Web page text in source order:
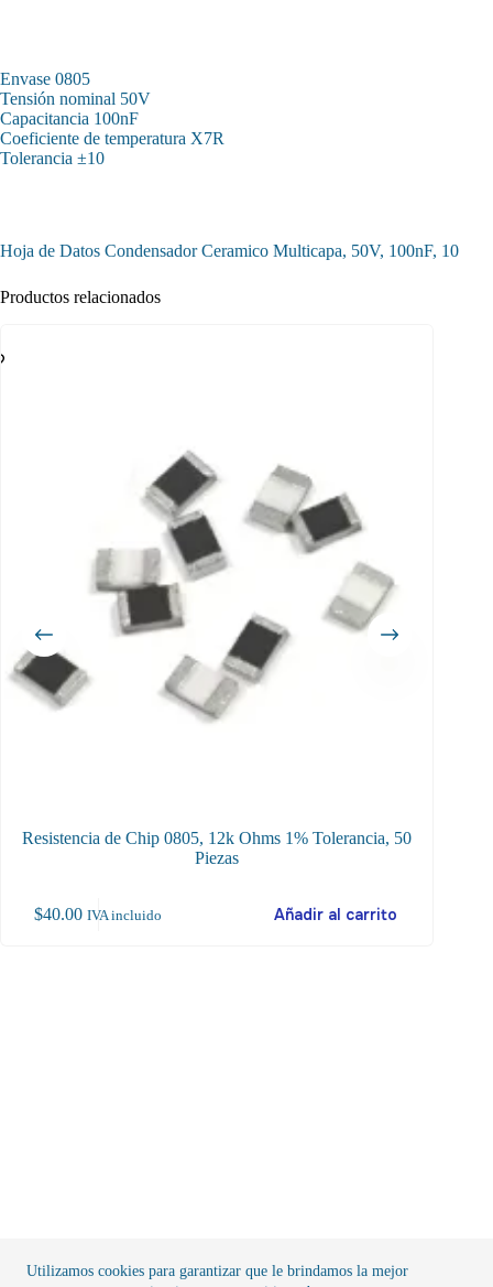
Utilizamos cookies para garantizar que le brindamos la mejor
Envase 0805
Tensión nominal 50V
Capacitancia 100nF
Coeficiente de temperatura X7R
Tolerancia ±10
Hoja de Datos Condensador Ceramico Multicapa, 50V, 100nF, 10
Productos relacionados
Resistencia de Chip 0805, 12k Ohms 1% Tolerancia, 50
Piezas
$40.00 IVA incluido Añadir al carrito